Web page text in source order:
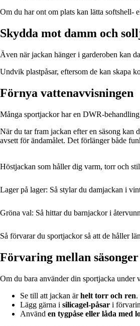
Om du har ont om plats kan lätta softshell-
Skydda mot damm och
Även när jackan hänger i garderoben kan
Undvik plastpåsar, eftersom de kan skapa
Förnya vattenavvisningen
Många sportjackor har en DWR-
När du tar fram jackan efter en säsong kan
avsett för ändamålet. Det förlänger både
Höstjackan som håller dig varm, torr och
Lager på lager: Så stylar du damjackan i
Gröna val: Så hittar du barnjackor i
Så förvarar du sportjackor så att de håller
Förvaring mellan säsonger
Om du bara använder din sportjacka
Se till att jackan ärhelt torr och ren.
Lägg gärna i silicagel-påsar i
Använd en tygpåse eller låda med